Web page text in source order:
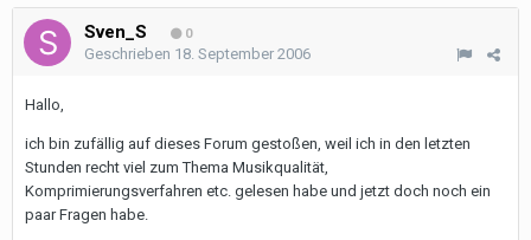
Sven_S 0
Geschrieben 18. September 2006
Hallo,
ich bin zufällig auf dieses Forum gestoßen, weil ich in den letzten
Stunden recht viel zum Thema Musikqualität,
Komprimierungsverfahren etc. gelesen habe und jetzt doch noch ein
paar Fragen habe.